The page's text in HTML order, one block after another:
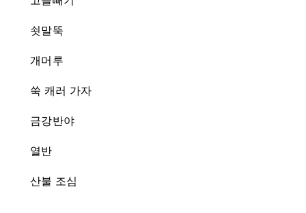
쇳말뚝
개머루
쑥 캐러 가자
금강반야
열반
산불 조심